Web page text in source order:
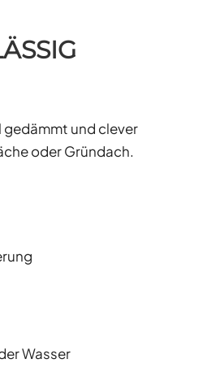
gedämmt und clever
oder Gründach.
Wasser